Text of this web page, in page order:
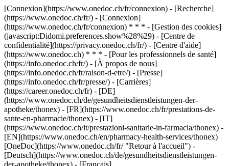
[Connexion](https://www.onedoc.ch/fr/connexion) - [Recherche]
(https://www.onedoc.ch/fr/) - [Connexion]
(https://www.onedoc.ch/fr/connexion) * * * - [Gestion des cookies]
(javascript:Didomi.preferences.show%28%29) - [Centre de
confidentialité](https://privacy.onedoc.ch/fr/) - [Centre d'aide]
(https://www.onedoc.ch) * * * - [Pour les professionnels de santé]
(https://info.onedoc.ch/fr/) - [À propos de nous]
(https://info.onedoc.ch/fr/raison-d-etre/) - [Presse]
(https://info.onedoc.ch/fr/presse/) - [Carrières]
(https://career.onedoc.ch/fr) - [DE]
(https://www.onedoc.ch/de/gesundheitsdienstleistungen-der-
apotheke/thonex) - [FR](https://www.onedoc.ch/fr/prestations-de-
sante-en-pharmacie/thonex) - [IT]
(https://www.onedoc.ch/it/prestazioni-sanitarie-in-farmacia/thonex) -
[EN](https://www.onedoc.ch/en/pharmacy-health-services/thonex)
[OneDoc](https://www.onedoc.ch/fr/ "Retour à l'accueil") -
[Deutsch](https://www.onedoc.ch/de/gesundheitsdienstleistungen-
der-apotheke/thonex) - [Français]